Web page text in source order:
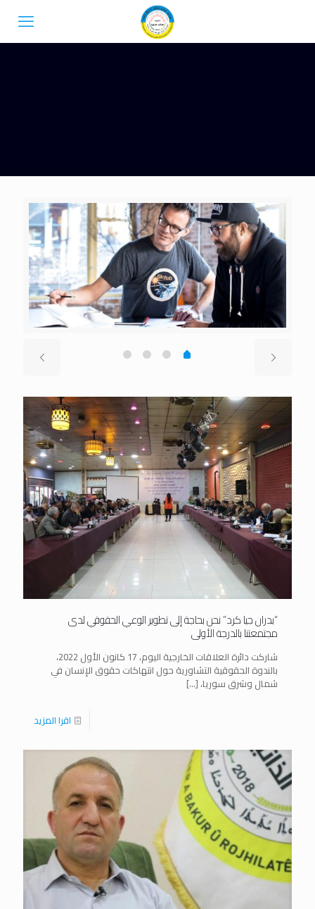
“بدران جيا كرد” نحن بحاجة إلى تطوير الوعي الحقوقي لدى
مجتمعتنا بالدرجة الأولى
شاركت دائرة العلاقات الخارجية اليوم، 17 كانون الأول 2022،
بالندوة الحقوقية التشاورية حول انتهاكات حقوق الإنسان في
شمال وشرق سوريا،[…]
اقرا المزيد